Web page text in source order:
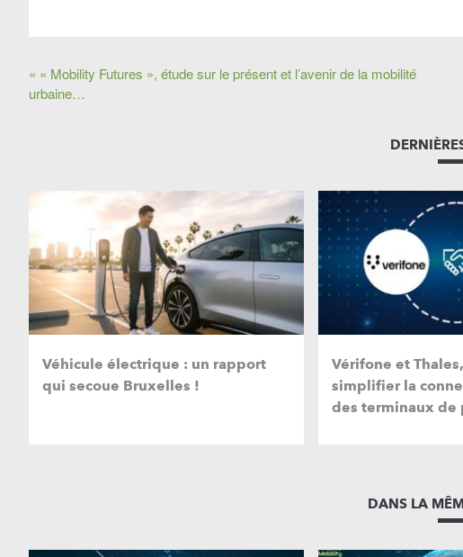
« « Mobility Futures », étude sur le présent et l’avenir de la mobilité
urbaine…
Véhicule électrique : un rapport
qui secoue Bruxelles !
Vérifone et
simplifier la
des terminaux de
DANS LA